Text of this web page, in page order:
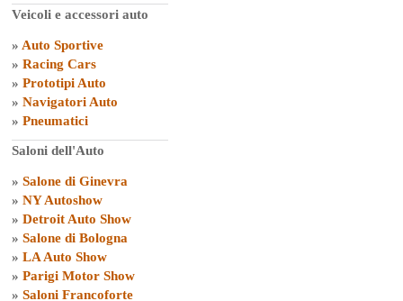
Veicoli e accessori auto
» Auto Sportive
» Racing Cars
» Prototipi Auto
» Navigatori Auto
» Pneumatici
Saloni dell'Auto
» Salone di Ginevra
» NY Autoshow
» Detroit Auto Show
» Salone di Bologna
» LA Auto Show
» Parigi Motor Show
» Saloni Francoforte